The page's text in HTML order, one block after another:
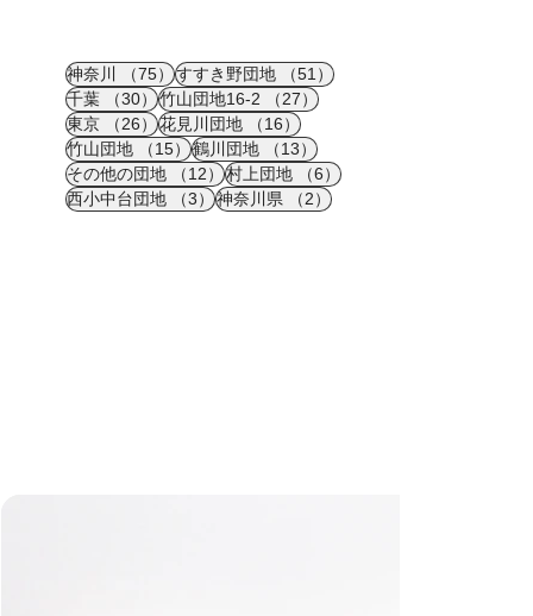
神奈川 （75）75件の記事
すすき野団地 （51）51件の記事
千葉
（30）30件の記事
竹山団地16-2 （27）27件の記事
東京
（26）26件の記事
花見川団地 （16）16件の記事
竹山団地
（15）15件の記事
鶴川団地 （13）13件の記事
その他の団地
（12）12件の記事
村上団地 （6）6件の記事
西小中台団地
（3）3件の記事
神奈川県 （2）2件の記事